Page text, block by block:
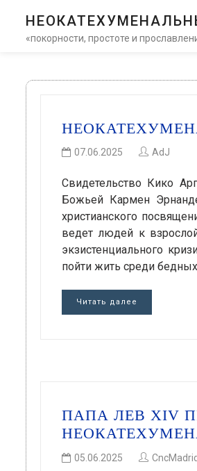
«покорности, простоте и
07.06.2025 AdJ
Свидетельство Кико
Божьей Кармен
христианского
ведет людей к
экзистенциального
пойти жить среди
Читать далее
ПАПА ЛЕВ XIV
05.06.2025